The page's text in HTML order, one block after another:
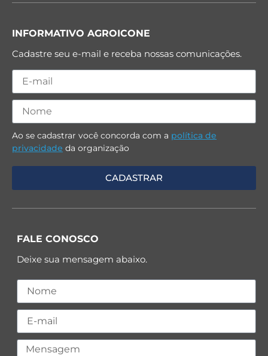
INFORMATIVO AGROICONE
Cadastre seu e-mail e receba nossas comunicações.
Ao se cadastrar você concorda com a política de
privacidade da organização
FALE CONOSCO
Deixe sua mensagem abaixo.